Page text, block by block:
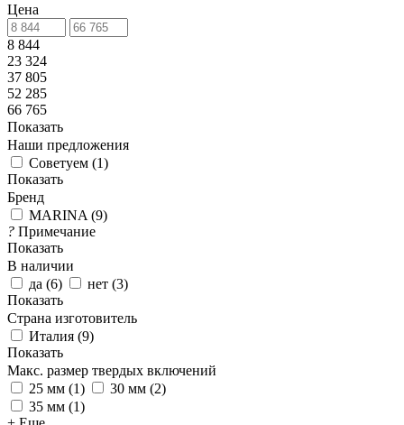
Цена
8 844
23 324
37 805
52 285
66 765
Показать
Наши предложения
Советуем (1)
Показать
Бренд
MARINA (9)
? Примечание
Показать
В наличии
да (6) нет (3)
Показать
Страна изготовитель
Италия (9)
Показать
Макс. размер твердых включений
25 мм (1) 30 мм (2)
35 мм (1)